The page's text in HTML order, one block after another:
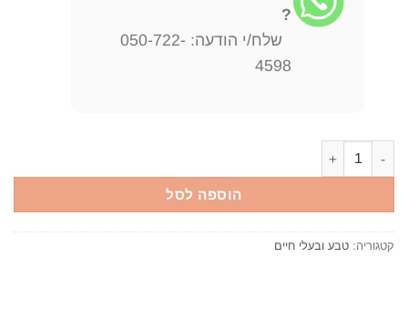
?
שלח/י הודעה: 050-722-
4598
הוספה לסל
קטגוריה: טבע ובעלי חיים